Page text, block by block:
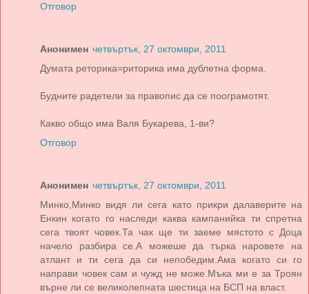
Отговор
Анонимен четвъртък, 27 октомври, 2011
Думата реторика=риторика има дублетна форма.
Будните радетели за правопис да се поограмотят.
Какво общо има Валя Букарева, 1-ви?
Отговор
Анонимен четвъртък, 27 октомври, 2011
Минко,Минко видя ли сега като прикри далаверите на
Енкин когато го наследи каква кампанийка ти спретна
сега твоят човек.Та чак ще ти заеме мястото с Доца
начело разбира се.А можеше да търка наровете на
атлант и ти сега да си непобедим.Ама когато си го
направи човек сам и чужд не може.Мъка ми е за Троян
върне ли се великолепната шестица на БСП на власт.